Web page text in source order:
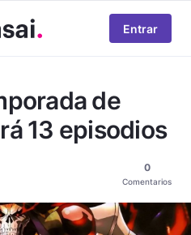
Entrar
de
13 episodios
0
Comentarios